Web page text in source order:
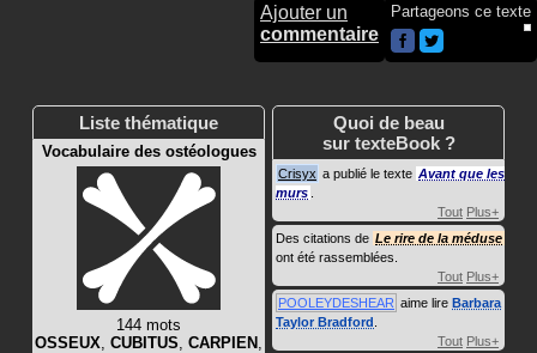
Ajouter un
commentaire
Partageons ce texte
Liste thématique
Vocabulaire des ostéologues
144 mots
OSSEUX CUBITUS CARPIEN
Quoi de beau
sur texteBook ?
Crisyx a publié le texte Avant que les
murs
Tout Plus+
Des citations de Le rire de la méduse
ont été rassemblées.
Tout Plus+
POOLEYDESHEAR aime lire Barbara
Taylor Bradford
Tout Plus+